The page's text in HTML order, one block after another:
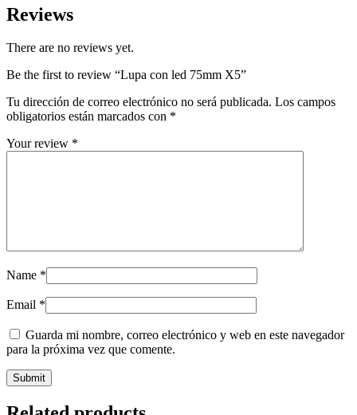
Reviews
There are no reviews yet.
Be the first to review “Lupa con led 75mm X5”
Tu dirección de correo electrónico no será publicada. Los campos
obligatorios están marcados con *
Your review *
Name *
Email *
Guarda mi nombre, correo electrónico y web en este navegador
para la próxima vez que comente.